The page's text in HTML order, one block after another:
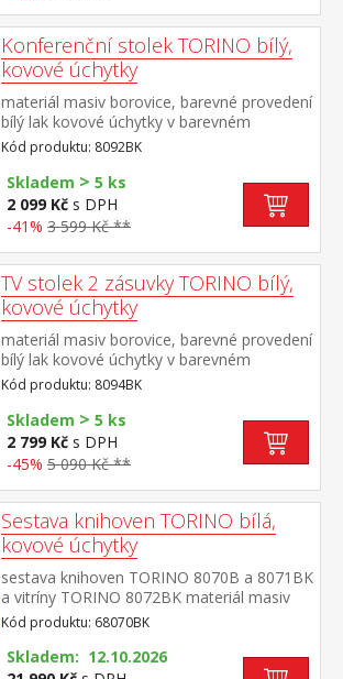
Konferenční stolek TORINO bílý,
kovové úchytky
materiál masiv borovice, barevné provedení
bílý lak kovové úchytky v barevném
provedení černěná mosaz široká zásuvka s
kovovými pojezdy
Kód produktu: 8092BK
Skladem > 5 ks
2 099 Kč s DPH
-41% 3 599 Kč **
TV stolek 2 zásuvky TORINO bílý,
kovové úchytky
materiál masiv borovice, barevné provedení
bílý lak kovové úchytky v barevném
provedení černěná mosaz 2 zásuvky s
kovovými pojezdy, 1 police
Kód produktu: 8094BK
Skladem > 5 ks
2 799 Kč s DPH
-45% 5 090 Kč **
Sestava knihoven TORINO bílá,
kovové úchytky
sestava knihoven TORINO 8070B a 8071BK
a vitríny TORINO 8072BK materiál masiv
borovice, barevné provedení bílý lak kovové
úchytky v barevném provedení černěná
mosaz knihovna 8070B: čtyři
Kód produktu: 68070BK
Skladem: 12.10.2026